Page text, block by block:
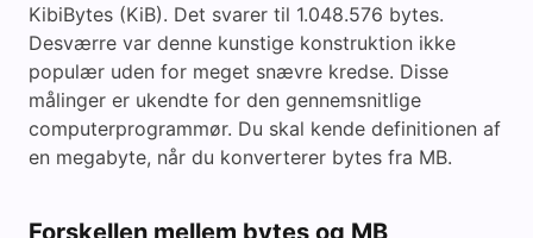
KibiBytes (KiB). Det svarer til 1.048.576 bytes.
Desværre var denne kunstige konstruktion ikke
populær uden for meget snævre kredse. Disse
målinger er ukendte for den gennemsnitlige
computerprogrammør. Du skal kende definitionen af
en megabyte, når du konverterer bytes fra MB.